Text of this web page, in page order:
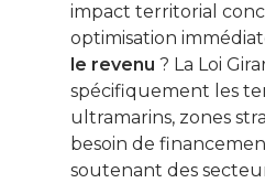
impact territorial
optimisation
le revenu ? La Loi
spécifiquement les
ultramarins, zones
besoin de
soutenant des